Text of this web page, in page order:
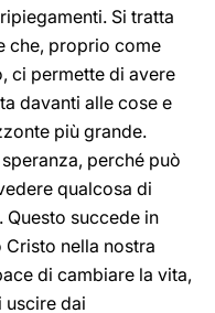
Si tratta
che, proprio come
ci permette di avere
davanti alle cose e
più grande.
perché può
qualcosa di
succede in
nella nostra
di cambiare la vita,
uscire dai